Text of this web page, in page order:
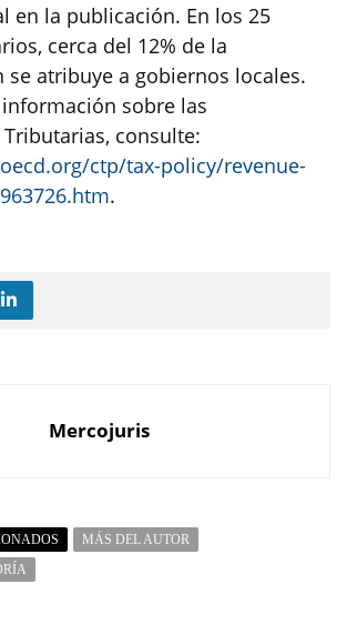
en la publicación. En los 25
cerca del 12% de la
se atribuye a gobiernos locales.
sobre las
consulte:
ctp/tax-policy/revenue-
.
Mercojuris
MÁS DEL AUTOR